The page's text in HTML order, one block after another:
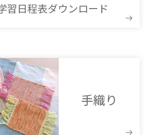
習日程表ダウンロード
手織り